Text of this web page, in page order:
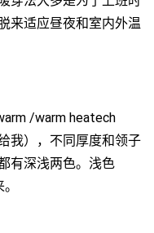
来适应昼夜和室内外温
/warm heatech
我），不同厚度和领子
有深浅两色。浅色